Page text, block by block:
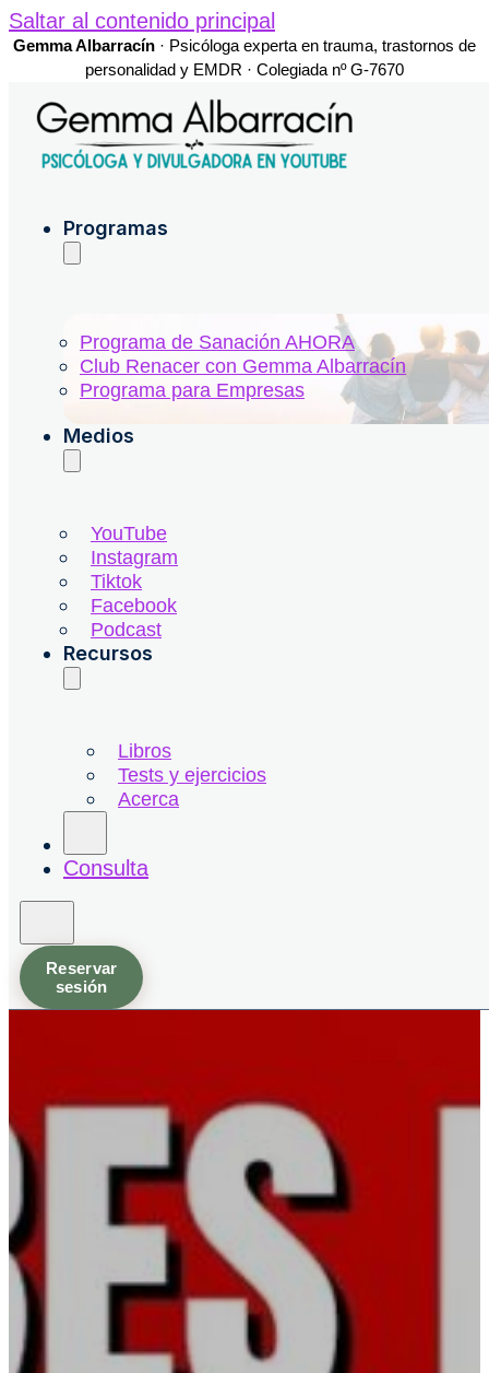
Saltar al contenido principal
Gemma Albarracín · Psicóloga experta en trauma, trastornos de
personalidad y EMDR · Colegiada nº G-7670
Programas
Programa de Sanación AHORA
Club Renacer con Gemma Albarracín
Programa para Empresas
Medios
YouTube
Instagram
Tiktok
Facebook
Podcast
Recursos
Libros
Tests y ejercicios
Acerca
Consulta
Reservar
sesión